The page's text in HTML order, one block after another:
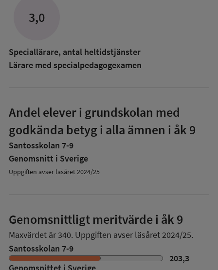
3,0
Speciallärare, antal heltidstjänster
Lärare med specialpedagog­examen
Andel elever i grundskolan med
godkända betyg i alla ämnen i åk 9
Santosskolan 7-9
Genomsnitt i Sverige
Uppgiften avser läsåret 2024/25
Genomsnittligt meritvärde i åk 9
Maxvärdet är 340. Uppgiften avser läsåret 2024/25.
Santosskolan 7-9
203,3